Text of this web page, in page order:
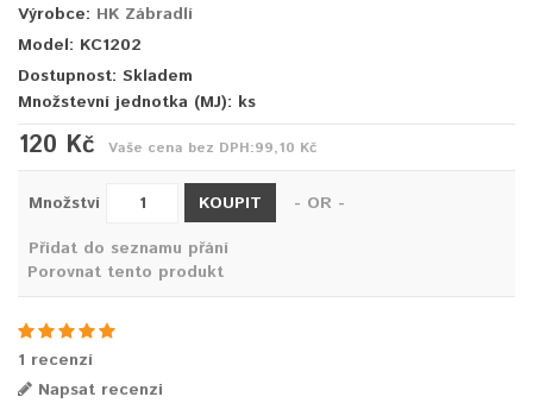
Výrobce: HK Zábradlí
Model: KC1202
Dostupnost: Skladem
Množstevní jednotka (MJ): ks
120 Kč Vaše cena bez DPH:99,10 Kč
Množství KOUPIT
- OR -
Přidat do seznamu přání
Porovnat tento produkt
1 recenzí
Napsat recenzi